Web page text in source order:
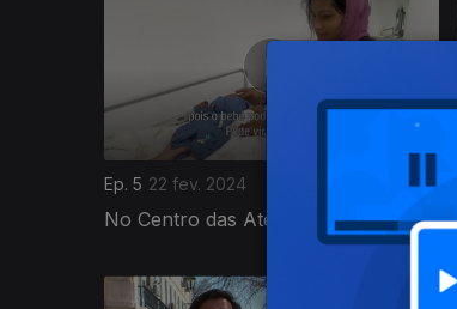
Ep. 5 22 fev. 2024
No Centro das Atenções
776219